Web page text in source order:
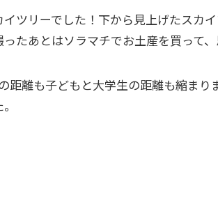
ツリーでした！下から見上げたスカ
たあとはソラマチでお土産を買って
距離も子どもと大学生の距離も縮ま